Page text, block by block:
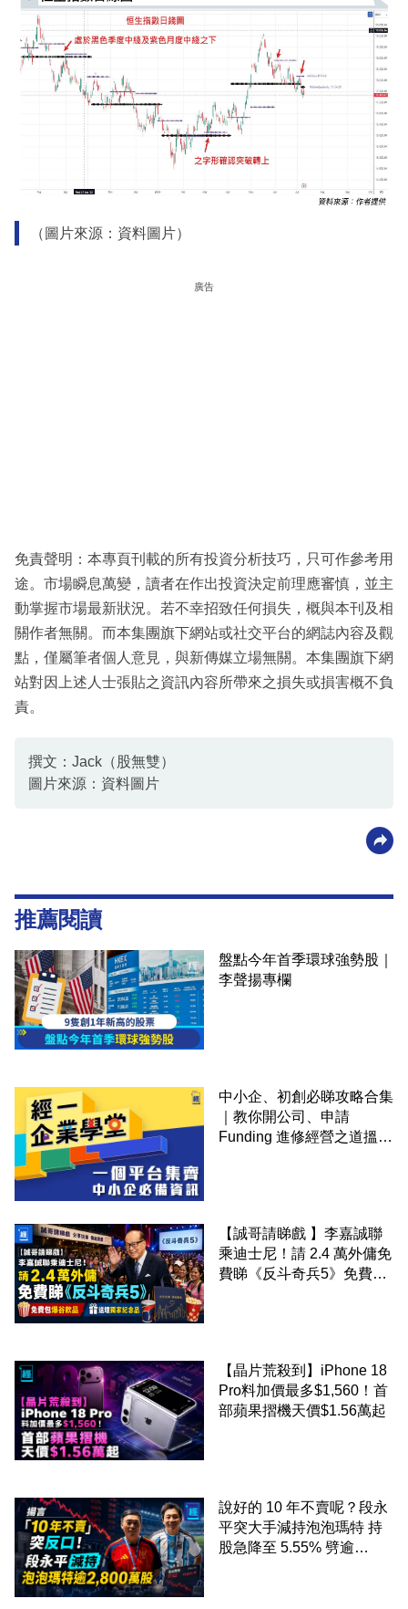
（圖片來源：資料圖片）
廣告
免責聲明：本專頁刊載的所有投資分析技巧，只可作參考用
途。市場瞬息萬變，讀者在作出投資決定前理應審慎，並主
動掌握市場最新狀況。若不幸招致任何損失，概與本刊及相
關作者無關。而本集團旗下網站或社交平台的網誌內容及觀
點，僅屬筆者個人意見，與新傳媒立場無關。本集團旗下網
站對因上述人士張貼之資訊內容所帶來之損失或損害概不負
責。
撰文：Jack（股無雙）
圖片來源：資料圖片
推薦閱讀
盤點今年首季環球強勢股｜
李聲揚專欄
中小企、初創必睇攻略合集
｜教你開公司、申請
Funding 進修經營之道搵大
【誠哥請睇戲 】李嘉誠聯
乘迪士尼！請 2.4 萬外傭免
費睇《反斗奇兵5》免費包
【晶片荒殺到】iPhone 18
Pro料加價最多$1,560！首
部蘋果摺機天價$1.56萬起
說好的 10 年不賣呢？段永
平突大手減持泡泡瑪特 持
股急降至 5.55% 劈逾